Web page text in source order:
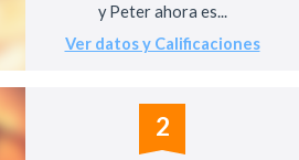
y Peter ahora es...
Ver datos y Calificaciones
2